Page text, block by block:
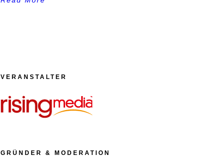
VERANSTALTER
GRÜNDER & MODERATION